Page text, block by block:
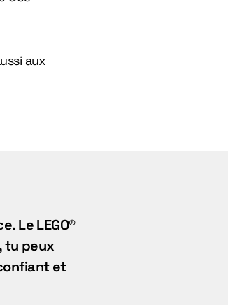
aux
Le LEGO®
tu peux
et